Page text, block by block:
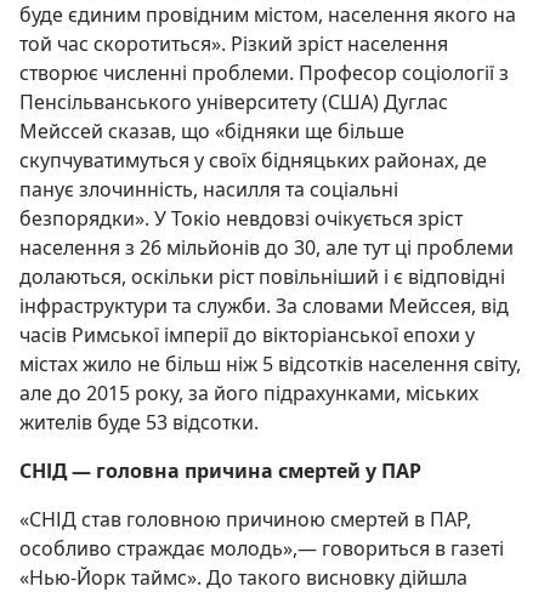
буде єдиним провідним містом, населення якого на
той час скоротиться». Різкий зріст населення
створює численні проблеми. Професор соціології з
Пенсільванського університету (США) Дуглас
Мейссей сказав, що «бідняки ще більше
скупчуватимуться у своїх бідняцьких районах, де
панує злочинність, насилля та соціальні
безпорядки». У Токіо невдовзі очікується зріст
населення з 26 мільйонів до 30, але тут ці проблеми
долаються, оскільки ріст повільніший і є відповідні
інфраструктури та служби. За словами Мейссея, від
часів Римської імперії до вікторіанської епохи у
містах жило не більш ніж 5 відсотків населення світу,
але до 2015 року, за його підрахунками, міських
жителів буде 53 відсотки.
СНІД — головна причина смертей у ПАР
«СНІД став головною причиною смертей в ПАР,
особливо страждає молодь»,— говориться в газеті
«Нью-Йорк таймс». До такого висновку дійшла